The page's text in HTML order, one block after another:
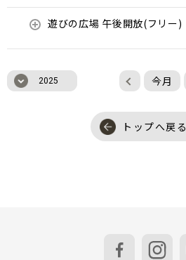
遊びの広場 午後開放(フリー)
2025 今月
トップへ戻る